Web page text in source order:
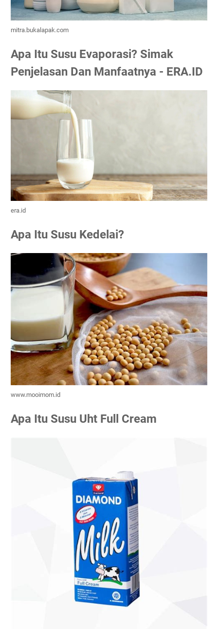
mitra.bukalapak.com
Apa Itu Susu Evaporasi? Simak
Penjelasan Dan Manfaatnya - ERA.ID
era.id
Apa Itu Susu Kedelai?
www.mooimom.id
Apa Itu Susu Uht Full Cream